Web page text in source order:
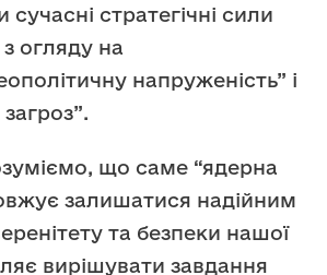
стратегічні сили
огляду на
напруженість” і
що саме “ядерна
залишатися надійним
та безпеки нашої
вирішувати завдання